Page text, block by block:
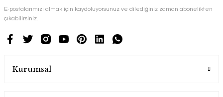
E-postalarımızı almak için kaydoluyorsunuz ve dilediğiniz zaman abonelikten
çıkabilirsiniz.
Kurumsal